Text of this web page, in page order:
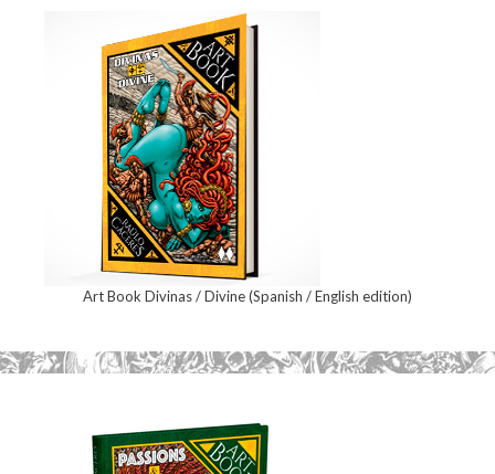
Art Book Divinas / Divine (Spanish / English edition)